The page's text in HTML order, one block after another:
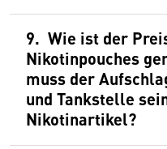
9. Wie ist der Preis für
Nikotinpouches
muss der
und Tankstelle
Nikotinartikel?